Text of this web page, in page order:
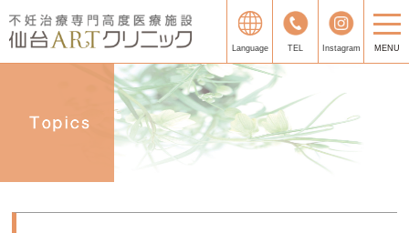
Language TEL Instagram MENU